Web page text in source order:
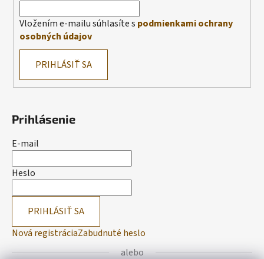
Vložením e-mailu súhlasíte s podmienkami ochrany
osobných údajov
PRIHLÁSIŤ SA
Prihlásenie
E-mail
Heslo
PRIHLÁSIŤ SA
Nová registráciaZabudnuté heslo
alebo